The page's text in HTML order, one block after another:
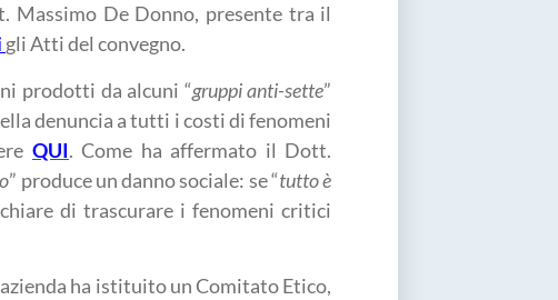
Massimo De Donno, presente tra il
gli Atti del convegno.
prodotti da alcuni “gruppi anti-sette”
denuncia a tutti i costi di fenomeni
QUI. Come ha affermato il Dott.
” produce un danno sociale: se “tutto è
di trascurare i fenomeni critici
ha istituito un Comitato Etico,